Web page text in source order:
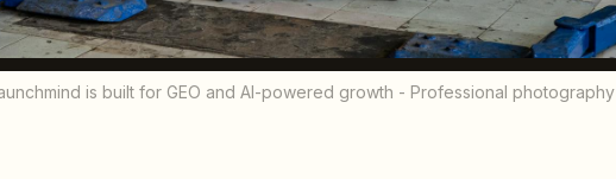
is built for GEO and AI-powered growth - Professional photography